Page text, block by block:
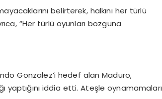
belirterek, halkını her türlü
“Her türlü oyunları bozguna
Gonzalez’i hedef alan Maduro,
yaptığını iddia etti. Ateşle oynamamaları